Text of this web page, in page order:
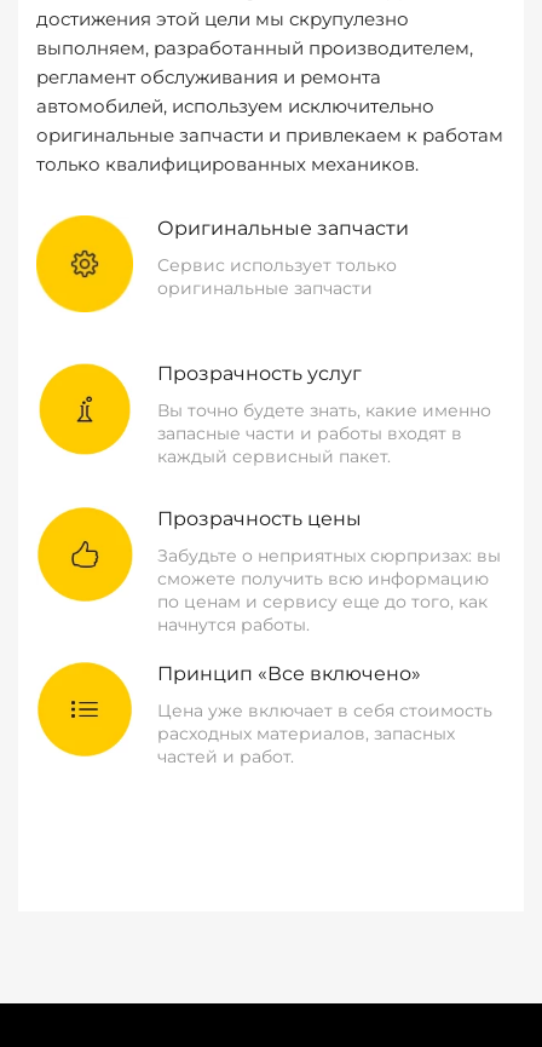
достижения этой цели мы скрупулезно
выполняем, разработанный производителем,
регламент обслуживания и ремонта
автомобилей, используем исключительно
оригинальные запчасти и привлекаем к работам
только квалифицированных механиков.
Оригинальные запчасти
Сервис использует только
оригинальные запчасти
Прозрачность услуг
Вы точно будете знать, какие именно
запасные части и работы входят в
каждый сервисный пакет.
Прозрачность цены
Забудьте о неприятных сюрпризах: вы
сможете получить всю информацию
по ценам и сервису еще до того, как
начнутся работы.
Принцип «Все включено»
Цена уже включает в себя стоимость
расходных материалов, запасных
частей и работ.